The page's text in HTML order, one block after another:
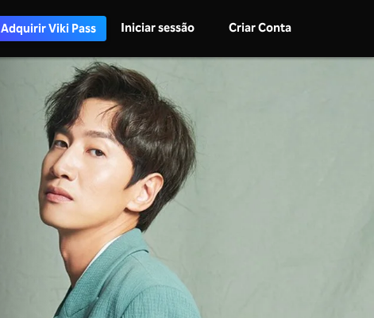
Adquirir Viki Pass Iniciar sessão Criar Conta